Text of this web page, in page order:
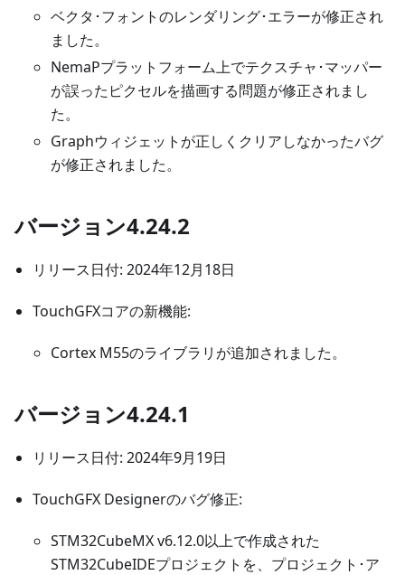
ベクタ･フォントのレンダリング･エラーが修正され
ました。
NemaPプラットフォーム上でテクスチャ･マッパー
が誤ったピクセルを描画する問題が修正されまし
た。
Graphウィジェットが正しくクリアしなかったバグ
が修正されました。
バージョン4.24.2
リリース日付: 2024年12月18日
TouchGFXコアの新機能:
Cortex M55のライブラリが追加されました。
バージョン4.24.1
リリース日付: 2024年9月19日
TouchGFX Designerのバグ修正:
STM32CubeMX v6.12.0以上で作成された
STM32CubeIDEプロジェクトを、プロジェクト･ア